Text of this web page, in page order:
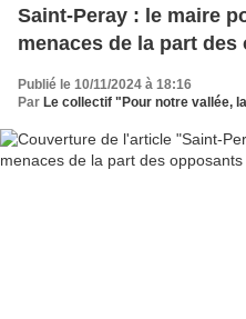
Saint-Peray : le maire
menaces de la part
Publié le 10/11/2024 à 18:16
Par Le collectif "Pour notre vallée,